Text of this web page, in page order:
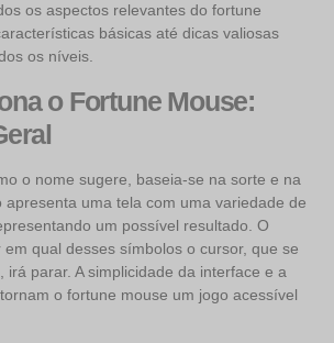
os aspectos relevantes do fortune
básicas até dicas valiosas
os níveis.
o Fortune Mouse:
o nome sugere, baseia-se na sorte e na
apresenta uma tela com uma variedade de
um possível resultado. O
qual desses símbolos o cursor, que se
irá parar. A simplicidade da interface e a
o fortune mouse um jogo acessível